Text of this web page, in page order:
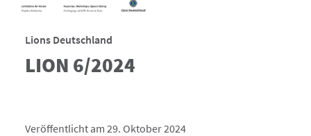
Lions Deutschland
LION 6/2024
Veröffentlicht am 29. Oktober 2024